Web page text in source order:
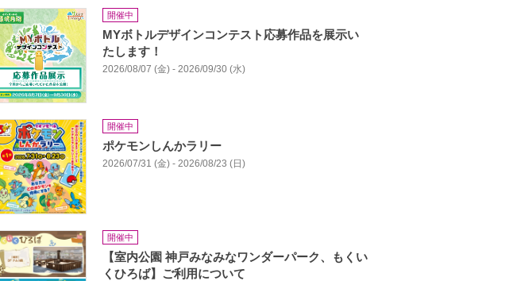
開催中
MYボトルデザインコンテスト応募作品を展⽰い
たします！
2026/08/07 (金) - 2026/09/30 (水)
開催中
ポケモンしんかラリー
2026/07/31 (金) - 2026/08/23 (日)
開催中
【室内公園 神戸みなみなワンダーパーク、もくい
くひろば】ご利用について